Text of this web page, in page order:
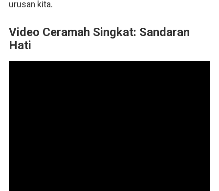
urusan kita.
Video Ceramah Singkat: Sandaran
Hati